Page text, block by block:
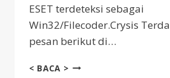
ESET terdeteksi sebagai
Win32/Filecoder.Crysis
pesan berikut di…
< BACA > MENGEMBALIKAN